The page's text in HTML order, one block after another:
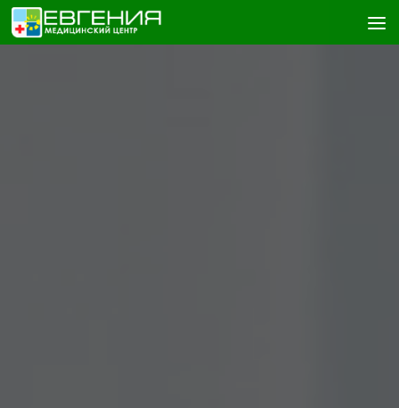
Skip to content